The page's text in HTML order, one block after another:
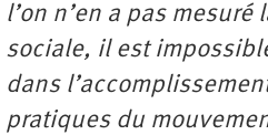
l’on n’en a pas
sociale, il est
dans
pratiques du